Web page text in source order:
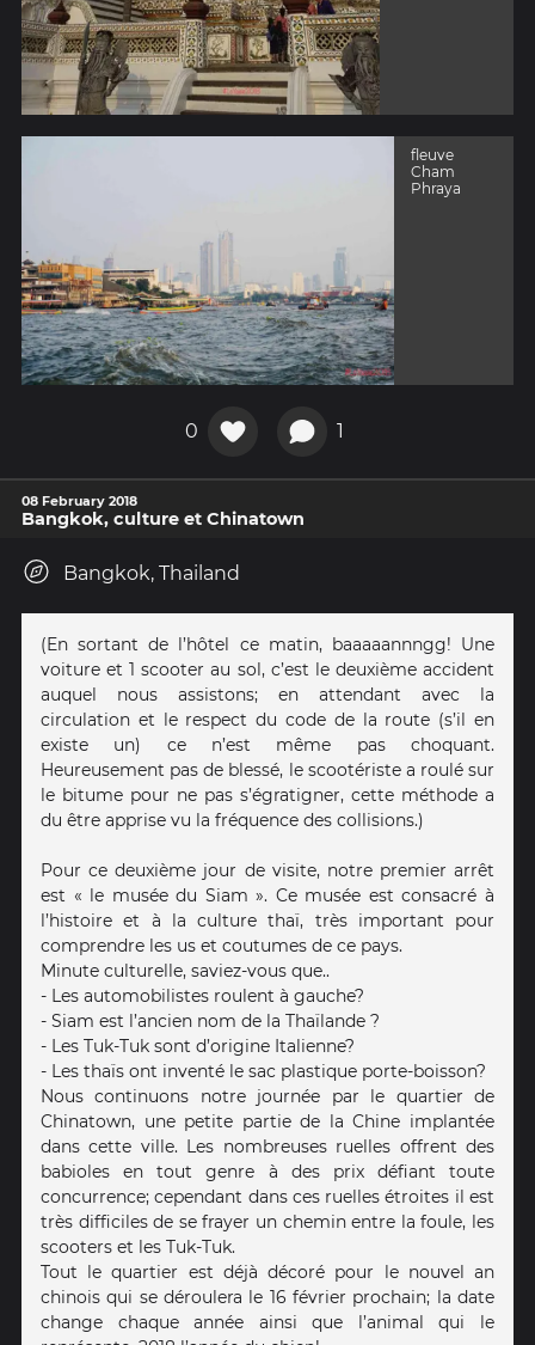
fleuve
Cham
Phraya
0 1
08 February 2018
Bangkok, culture et Chinatown
Bangkok, Thailand
(En sortant de l’hôtel ce matin, baaaaannngg! Une
voiture et 1 scooter au sol, c’est le deuxième accident
auquel nous assistons; en attendant avec la
circulation et le respect du code de la route (s’il en
existe un) ce n’est même pas choquant.
Heureusement pas de blessé, le scootériste a roulé sur
le bitume pour ne pas s’égratigner, cette méthode a
du être apprise vu la fréquence des collisions.)
Pour ce deuxième jour de visite, notre premier arrêt
est « le musée du Siam ». Ce musée est consacré à
l’histoire et à la culture thaï, très important pour
comprendre les us et coutumes de ce pays.
Minute culturelle, saviez-vous que..
- Les automobilistes roulent à gauche?
- Siam est l’ancien nom de la Thaïlande ?
- Les Tuk-Tuk sont d’origine Italienne?
- Les thaïs ont inventé le sac plastique porte-boisson?
Nous continuons notre journée par le quartier de
Chinatown, une petite partie de la Chine implantée
dans cette ville. Les nombreuses ruelles offrent des
babioles en tout genre à des prix défiant toute
concurrence; cependant dans ces ruelles étroites il est
très difficiles de se frayer un chemin entre la foule, les
scooters et les Tuk-Tuk.
Tout le quartier est déjà décoré pour le nouvel an
chinois qui se déroulera le 16 février prochain; la date
change chaque année ainsi que l’animal qui le